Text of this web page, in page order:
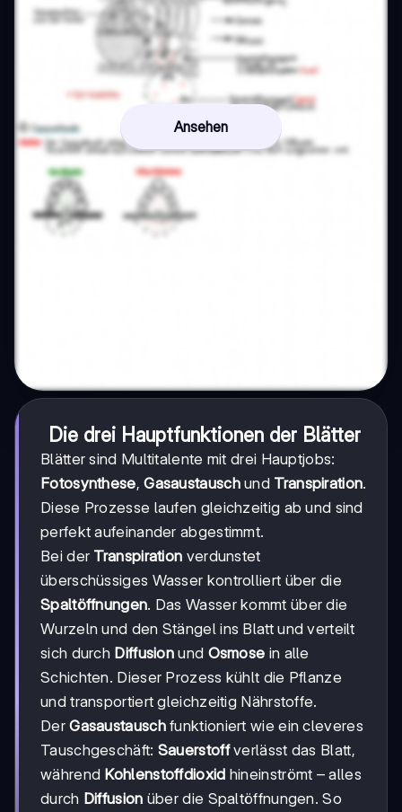
Ansehen
Die drei Hauptfunktionen der Blätter
Blätter sind Multitalente mit drei Hauptjobs:
Fotosynthese,Gasaustauschund Transpiration.
Diese Prozesse laufen gleichzeitig ab und sind
perfekt aufeinander abgestimmt.
Bei der Transpiration verdunstet
überschüssiges Wasser kontrolliert über die
Spaltöffnungen. Das Wasser kommt über die
Wurzeln und den Stängel ins Blatt und verteilt
sich durch Diffusion und Osmose in alle
Schichten. Dieser Prozess kühlt die Pflanze
und transportiert gleichzeitig Nährstoffe.
DerGasaustauschfunktioniert wie ein cleveres
Tauschgeschäft: Sauerstoffverlässt das Blatt,
während Kohlenstoffdioxid hineinströmt – alles
durch Diffusion über die Spaltöffnungen. So